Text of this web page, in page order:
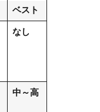
ベスト
なし
中～高